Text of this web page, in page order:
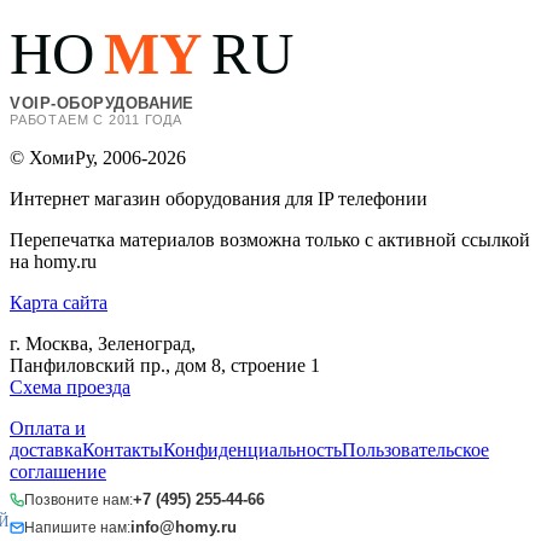
HOMYRU
VOIP-ОБОРУДОВАНИЕ
РАБОТАЕМ С 2011 ГОДА
© ХомиРу, 2006-2026
Интернет магазин оборудования для IP телефонии
Перепечатка материалов возможна только с активной ссылкой
на homy.ru
Карта сайта
г. Москва, Зеленоград,
Панфиловский пр., дом 8, строение 1
Схема проезда
Оплата и
доставкаКонтактыКонфиденциальностьПользовательское
соглашение
Позвоните нам:+7 (495) 255-44-66
Напишите нам:info@homy.ru